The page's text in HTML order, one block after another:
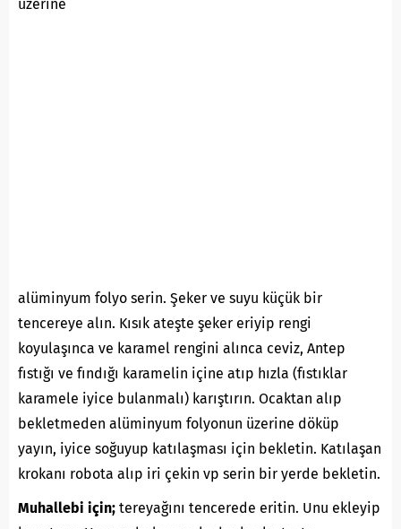
üzerine
alüminyum folyo serin. Şeker ve suyu küçük bir
tencereye alın. Kısık ateşte şeker eriyip rengi
koyulaşınca ve karamel rengini alınca ceviz, Antep
fıstığı ve fındığı karamelin içine atıp hızla (fıstıklar
karamele iyice bulanmalı) karıştırın. Ocaktan alıp
bekletmeden alüminyum folyonun üzerine döküp
yayın, iyice soğuyup katılaşması için bekletin. Katılaşan
krokanı robota alıp iri çekin vp serin bir yerde bekletin.
Muhallebi için; tereyağını tencerede eritin. Unu ekleyip